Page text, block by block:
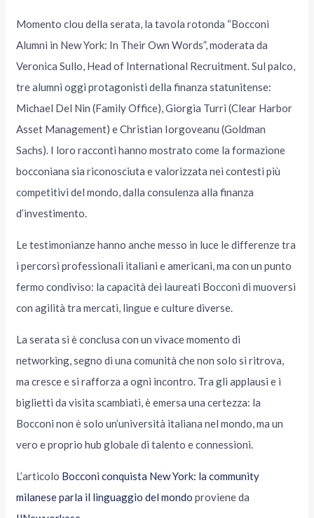
Momento clou della serata, la tavola rotonda “Bocconi
Alumni in New York: In Their Own Words”, moderata da
Veronica Sullo, Head of International Recruitment. Sul palco,
tre alumni oggi protagonisti della finanza statunitense:
Michael Del Nin (Family Office), Giorgia Turri (Clear Harbor
Asset Management) e Christian Iorgoveanu (Goldman
Sachs). I loro racconti hanno mostrato come la formazione
bocconiana sia riconosciuta e valorizzata nei contesti più
competitivi del mondo, dalla consulenza alla finanza
d’investimento.
Le testimonianze hanno anche messo in luce le differenze tra
i percorsi professionali italiani e americani, ma con un punto
fermo condiviso: la capacità dei laureati Bocconi di muoversi
con agilità tra mercati, lingue e culture diverse.
La serata si è conclusa con un vivace momento di
networking, segno di una comunità che non solo si ritrova,
ma cresce e si rafforza a ogni incontro. Tra gli applausi e i
biglietti da visita scambiati, è emersa una certezza: la
Bocconi non è solo un’università italiana nel mondo, ma un
vero e proprio hub globale di talento e connessioni.
L’articolo Bocconi conquista New York: la community
milanese parla il linguaggio del mondo proviene da